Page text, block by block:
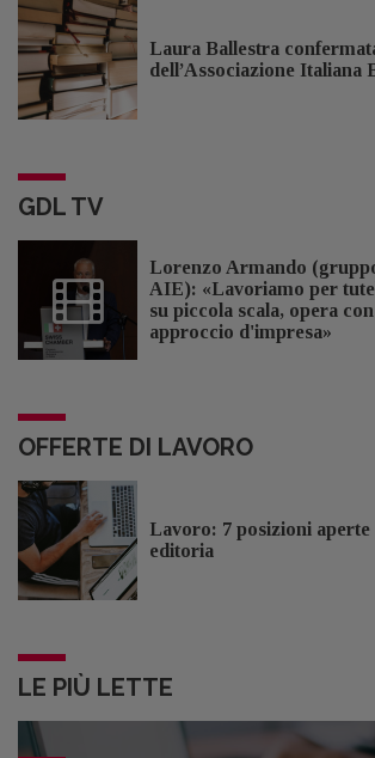
Laura Ballestra
dell’Associazione Italiana
GDL TV
Lorenzo Armando
AIE): «Lavoriamo per
su piccola scala, opera
approccio d'impresa»
OFFERTE DI LAVORO
Lavoro: 7 posizioni aperte
editoria
LE PIÙ LETTE